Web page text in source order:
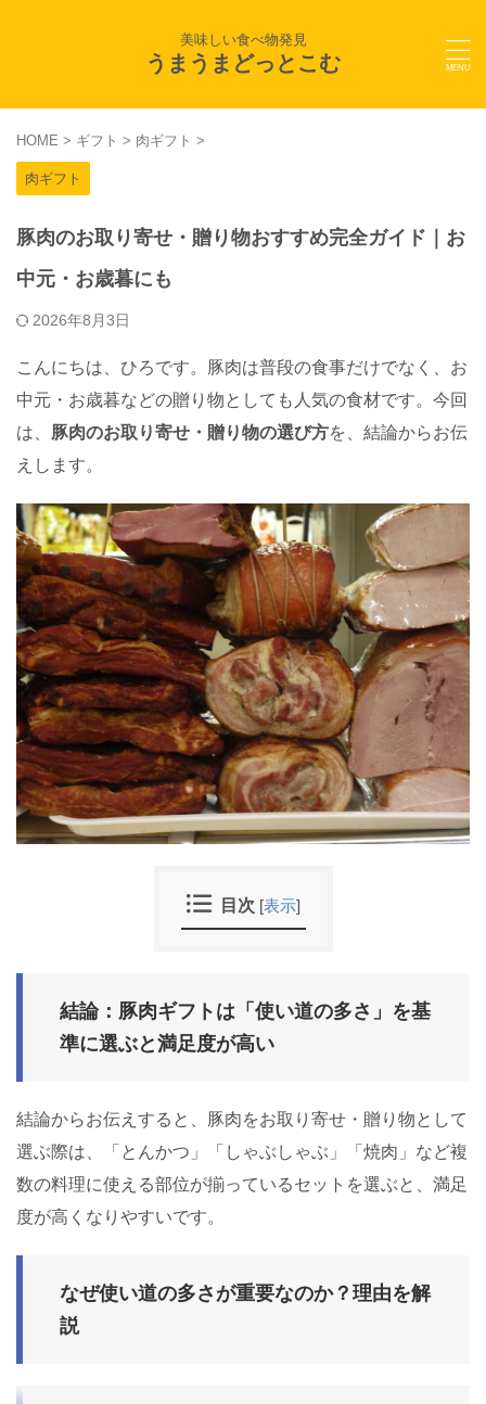
美味しい食べ物発見
うまうまどっとこむ
HOME > ギフト > 肉ギフト >
肉ギフト
豚肉のお取り寄せ・贈り物おすすめ完全ガイド｜お
中元・お歳暮にも
2026年8月3日
こんにちは、ひろです。豚肉は普段の食事だけでなく、お
中元・お歳暮などの贈り物としても人気の食材です。今回
は、 豚肉のお取り寄せ・贈り物の選び方を、結論からお伝
えします。
目次 [表示]
結論：豚肉ギフトは「使い道の多さ」を基
準に選ぶと満足度が高い
結論からお伝えすると、豚肉をお取り寄せ・贈り物として
選ぶ際は、「とんかつ」「しゃぶしゃぶ」「焼肉」など複
数の料理に使える部位が揃っているセットを選ぶと、満足
度が高くなりやすいです。
なぜ使い道の多さが重要なのか？理由を解
説